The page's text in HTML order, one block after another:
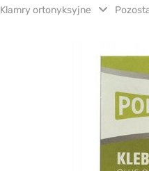
Klamry ortonyksyjne